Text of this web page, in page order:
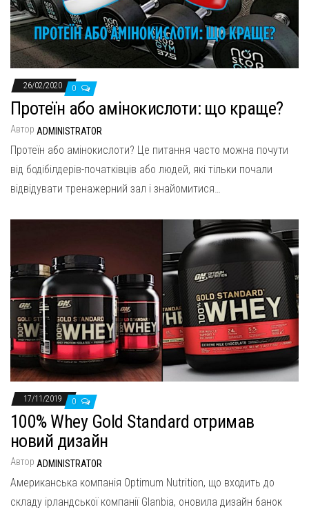
а
и
ю
26/02/2020 0
Протеїн або амінокислоти: що краще?
Автор ADMINISTRATOR
Протеїн або амінокислоти? Це питання часто можна почути
від бодібілдерів-початківців або людей, які тільки почали
відвідувати тренажерний зал і знайомитися…
17/11/2019 0
100% Whey Gold Standard отримав
новий дизайн
Автор ADMINISTRATOR
Американська компанія Optimum Nutrition, що входить до
складу ірландської компанії Glanbia, оновила дизайн банок